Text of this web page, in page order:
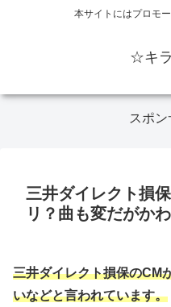
本サイトにはプロモ
☆キ
スポン
三井ダイレクト損
リ？曲も変だがか
三井ダイレクト損保のCM
いなどと言われています。